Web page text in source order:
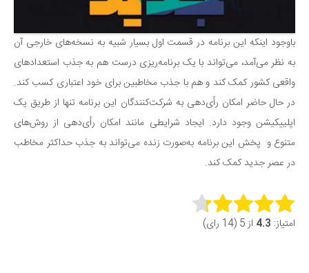
باوجود اینکه این برنامه در قسمت اول بسیار شبیه به نسخه‌های خارجی آن
به نظر می‌آمد، می‌تواند با یک برنامه‌ریزی درست هم به جذب استعدادهای
واقعی کشور کمک کند و هم با جذب مخاطبین برای خود اعتباری کسب کند.
در حال حاضر امکان رأی‌دهی به شرکت‌کنندگان این برنامه تنها از طریق یک
اپلییکیشن وجود دارد. ایجاد شرایطی مانند امکان رأی‌دهی از روش‌های
متنوع و پخش این برنامه به‌صورت زنده می‌تواند به جذب حداکثر مخاطب
در عصر جدید کمک کند.
Rate this item:
امتیاز: 4.3 از 5 (14 رای)